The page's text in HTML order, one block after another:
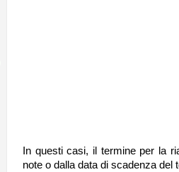
In questi casi, il termine per la
note o dalla data di scadenza del